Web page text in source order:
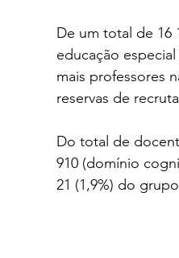
De um total de 16
educação
mais professores
reservas de
Do total de
910 (domínio
21 (1,9%) do